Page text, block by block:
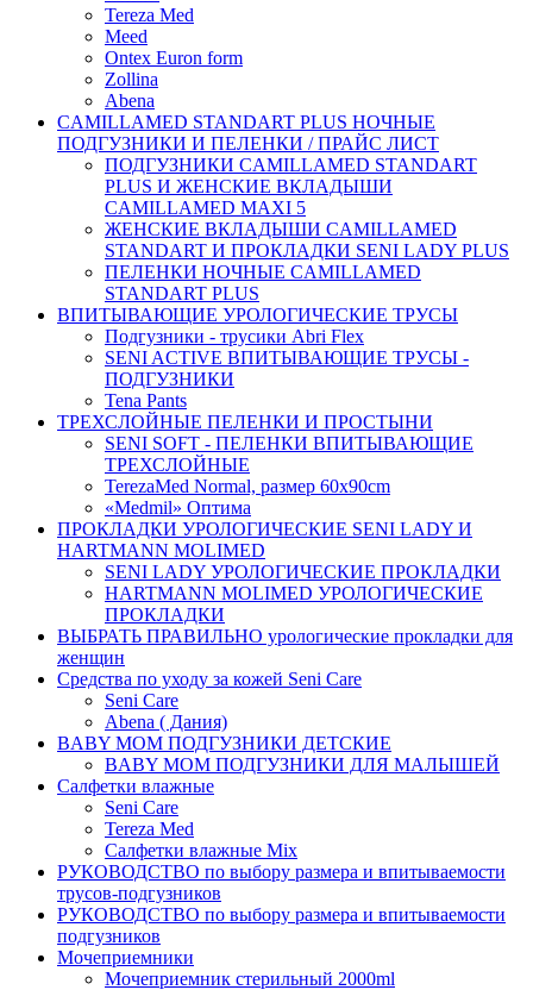
Tereza Med
Meed
Ontex Euron form
Zollina
Abena
CAMILLAMED STANDART PLUS НОЧНЫЕ
ПОДГУЗНИКИ И ПЕЛЕНКИ / ПРАЙС ЛИСТ
ПОДГУЗНИКИ CAMILLAMED STANDART
PLUS И ЖЕНСКИЕ ВКЛАДЫШИ
CAMILLAMED MAXI 5
ЖЕНСКИЕ ВКЛАДЫШИ CAMILLAMED
STANDART И ПРОКЛАДКИ SENI LADY PLUS
ПЕЛЕНКИ НОЧНЫЕ CAMILLAMED
STANDART PLUS
ВПИТЫВАЮЩИЕ УРОЛОГИЧЕСКИЕ ТРУСЫ
Подгузники - трусики Abri Flex
SENI ACTIVE ВПИТЫВАЮЩИЕ ТРУСЫ -
ПОДГУЗНИКИ
Tena Pants
ТРЕХСЛОЙНЫЕ ПЕЛЕНКИ И ПРОСТЫНИ
SENI SOFT - ПЕЛЕНКИ ВПИТЫВАЮЩИЕ
ТРЕХСЛОЙНЫЕ
TerezaMed Normal, размер 60x90cm
«Medmil» Оптима
ПРОКЛАДКИ УРОЛОГИЧЕСКИЕ SENI LADY И
HARTMANN MOLIMED
SENI LADY УРОЛОГИЧЕСКИЕ ПРОКЛАДКИ
HARTMANN MOLIMED УРОЛОГИЧЕСКИЕ
ПРОКЛАДКИ
ВЫБРАТЬ ПРАВИЛЬНО урологические прокладки для
женщин
Средства по уходу за кожей Seni Care
Seni Care
Abena ( Дания)
BABY MOM ПОДГУЗНИКИ ДЕТСКИЕ
BABY MOM ПОДГУЗНИКИ ДЛЯ МАЛЫШЕЙ
Салфетки влажные
Seni Care
Tereza Med
Салфетки влажные Mix
РУКОВОДСТВО по выбору размера и впитываемости
трусов-подгузников
РУКОВОДСТВО по выбору размера и впитываемости
подгузников
Мочеприемники
Мочеприемник стерильный 2000ml